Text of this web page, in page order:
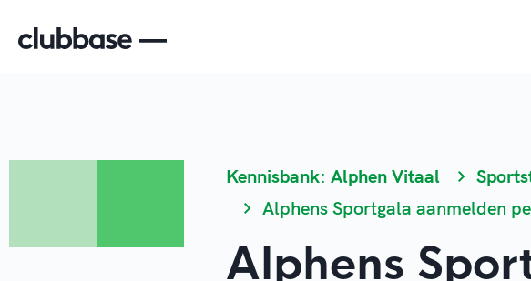
Kennisbank: Alphen Vitaal
Alphens Sportgala aanmelden
Alphens